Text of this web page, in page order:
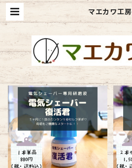
マエカワ工房